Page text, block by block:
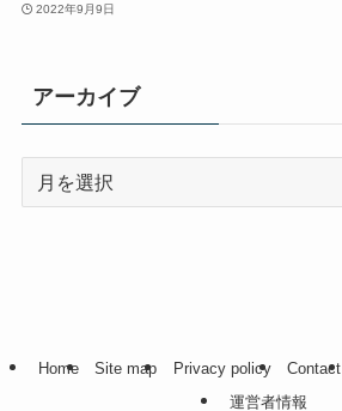
2022年9月9日
アーカイブ
Home Site map Privacy policy Contact
運営者情報